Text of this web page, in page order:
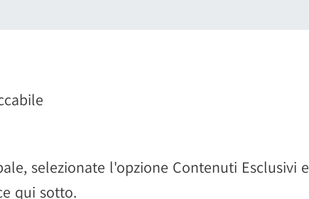
selezionate l'opzione Contenuti Esclusivi e
qui sotto.